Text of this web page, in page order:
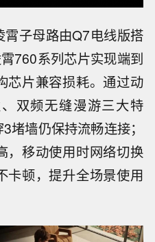
子母路由Q7电线版搭
760系列芯片实现端到
芯片兼容损耗。通过动
双频无缝漫游三大特
堵墙仍保持流畅连接；
，移动使用时网络切换
卡顿，提升全场景使用